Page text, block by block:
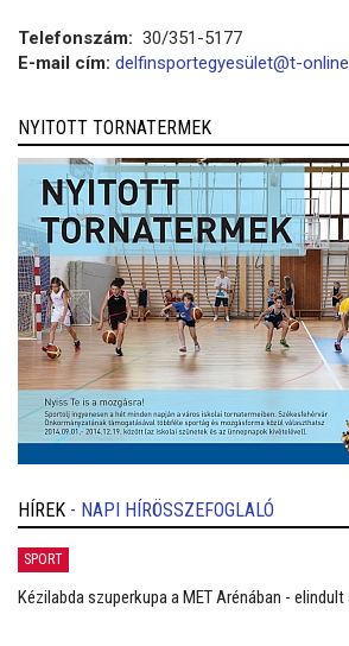
Telefonszám: 30/351-5177
E-mail cím: delfinsportegyesület@t-
NYITOTT TORNATERMEK
HÍREK - NAPI HÍRÖSSZEFOGLALÓ
SPORT
Kézilabda szuperkupa a MET Arénában -